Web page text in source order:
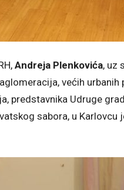
Andreja Plenkovića, uz
većih
predstavnika Udruge
sabora, u Karlovcu